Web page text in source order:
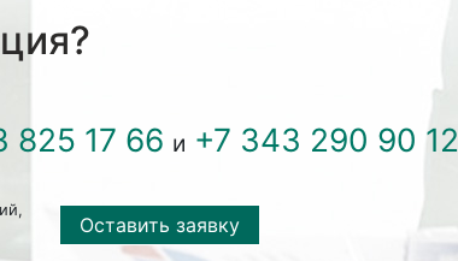
825 17 66 и +7 343 290 90 12
Оставить заявку